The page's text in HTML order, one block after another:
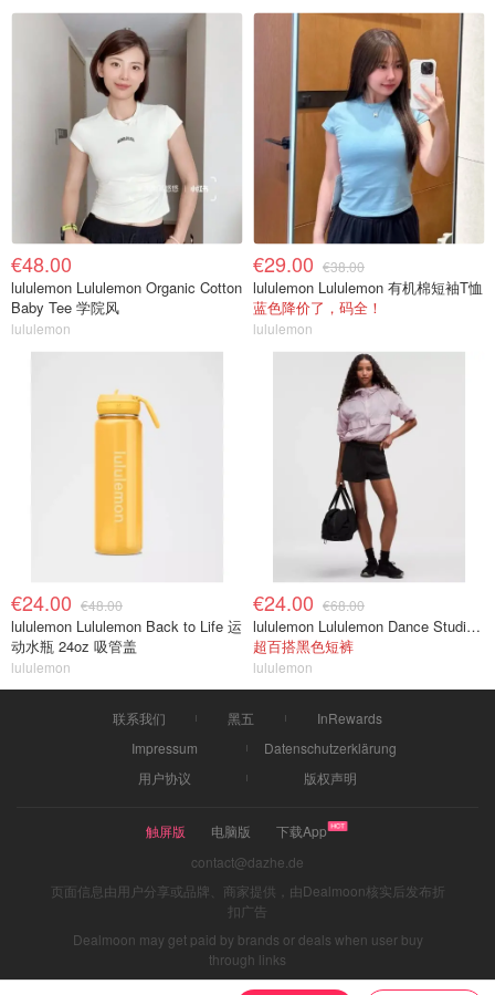
€48.00
lululemon Lululemon Organic Cotton
Baby Tee 学院风
lululemon
€29.00 €38.00
lululemon Lululemon 有机棉短袖T恤
蓝色降价了，码全！
lululemon
€24.00 €48.00
lululemon Lululemon Back to Life 运
动水瓶 24oz 吸管盖
lululemon
€24.00 €68.00
lululemon Lululemon Dance Studio 高腰短裤 3.5英寸
超百搭黑色短裤
lululemon
联系我们 黑五
InRewards
Impressum
Datenschutzerklärung
用户协议
版权声明
触屏版 电脑版
下载App
contact@dazhe.de
页面信息由用户分享或品牌、商家提供，由Dealmoon核实后发布折
扣广告
Dealmoon may get paid by brands or deals when user buy
through links